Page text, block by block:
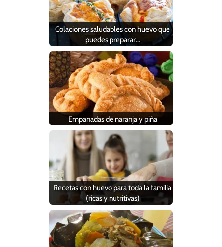
Colaciones saludables con huevo que
puedes preparar…
Empanadas de naranja y piña
Recetas con huevo para toda la familia
(ricas y nutritivas)